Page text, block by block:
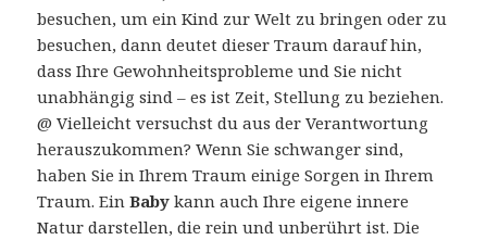
besuchen, um ein Kind zur Welt zu bringen oder zu
besuchen, dann deutet dieser Traum darauf hin,
dass Ihre Gewohnheitsprobleme und Sie nicht
unabhängig sind – es ist Zeit, Stellung zu beziehen.
@ Vielleicht versuchst du aus der Verantwortung
herauszukommen? Wenn Sie schwanger sind,
haben Sie in Ihrem Traum einige Sorgen in Ihrem
Traum. EinBaby kann auch Ihre eigene innere
Natur darstellen, die rein und unberührt ist. Die